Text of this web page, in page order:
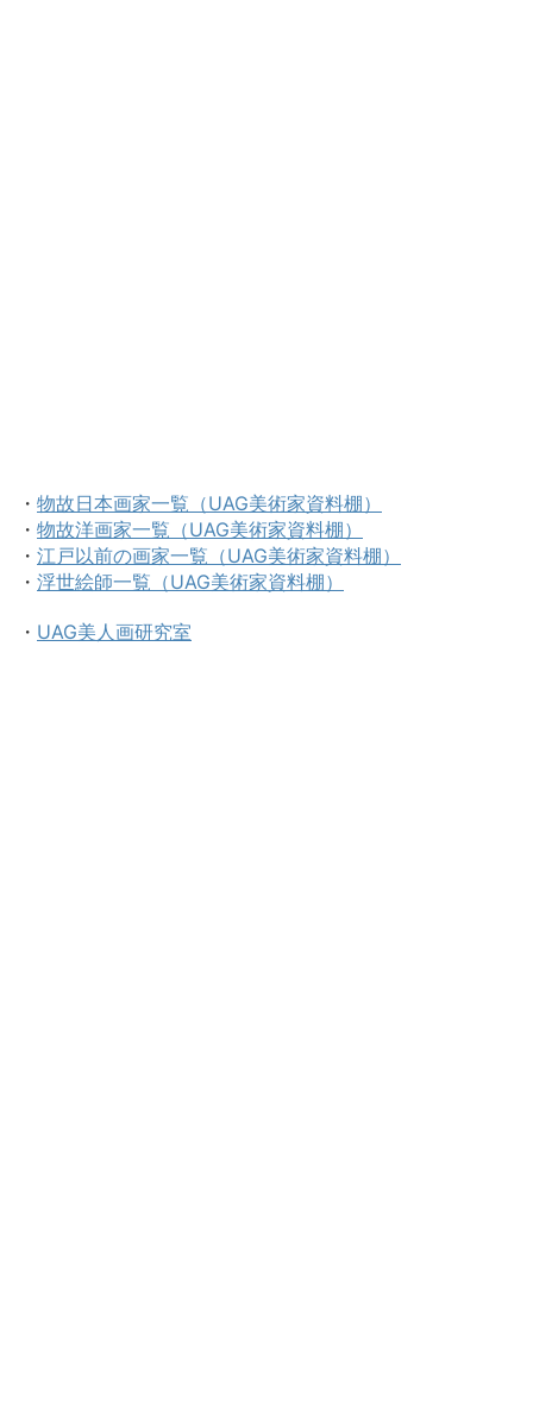
・ 物故日本画家一覧（UAG美術家資料棚）
・ 物故洋画家一覧（UAG美術家資料棚）
・ 江戸以前の画家一覧（UAG美術家資料棚）
・ 浮世絵師一覧（UAG美術家資料棚）
・ UAG美人画研究室